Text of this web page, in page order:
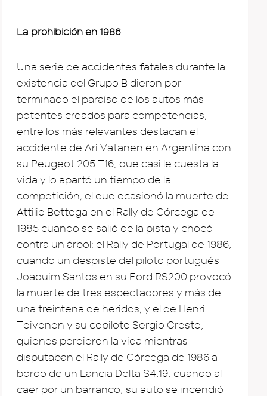
La prohibición en 1986
Una serie de accidentes fatales durante la
existencia del Grupo B dieron por
terminado el paraíso de los autos más
potentes creados para competencias,
entre los más relevantes destacan el
accidente de Ari Vatanen en Argentina con
su Peugeot 205 T16, que casi le cuesta la
vida y lo apartó un tiempo de la
competición; el que ocasionó la muerte de
Attilio Bettega en el Rally de Córcega de
1985 cuando se salió de la pista y chocó
contra un árbol; el Rally de Portugal de 1986,
cuando un despiste del piloto portugués
Joaquim Santos en su Ford RS200 provocó
la muerte de tres espectadores y más de
una treintena de heridos; y el de Henri
Toivonen y su copiloto Sergio Cresto,
quienes perdieron la vida mientras
disputaban el Rally de Córcega de 1986 a
bordo de un Lancia Delta S4.19, cuando al
caer por un barranco, su auto se incendió